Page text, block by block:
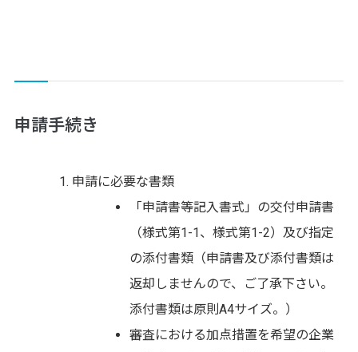
申請手続き
申請に必要な書類
「申請書等記入書式」の交付申請書
（様式第1-1、様式第1-2）及び指定
の添付書類（申請書及び添付書類は
返却しませんので、ご了承下さい。
添付書類は原則A4サイズ。）
審査における加点措置を希望の企業